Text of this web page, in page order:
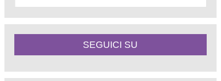
SEGUICI SU